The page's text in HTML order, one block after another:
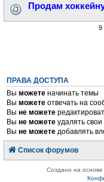
Продам
9
ПРАВА ДОСТУПА
Выможете начинать темы
Выможете отвечать на
Выне можете
Выне можете удалять
Выне можете добавлять
Список форумов
Создано на основе